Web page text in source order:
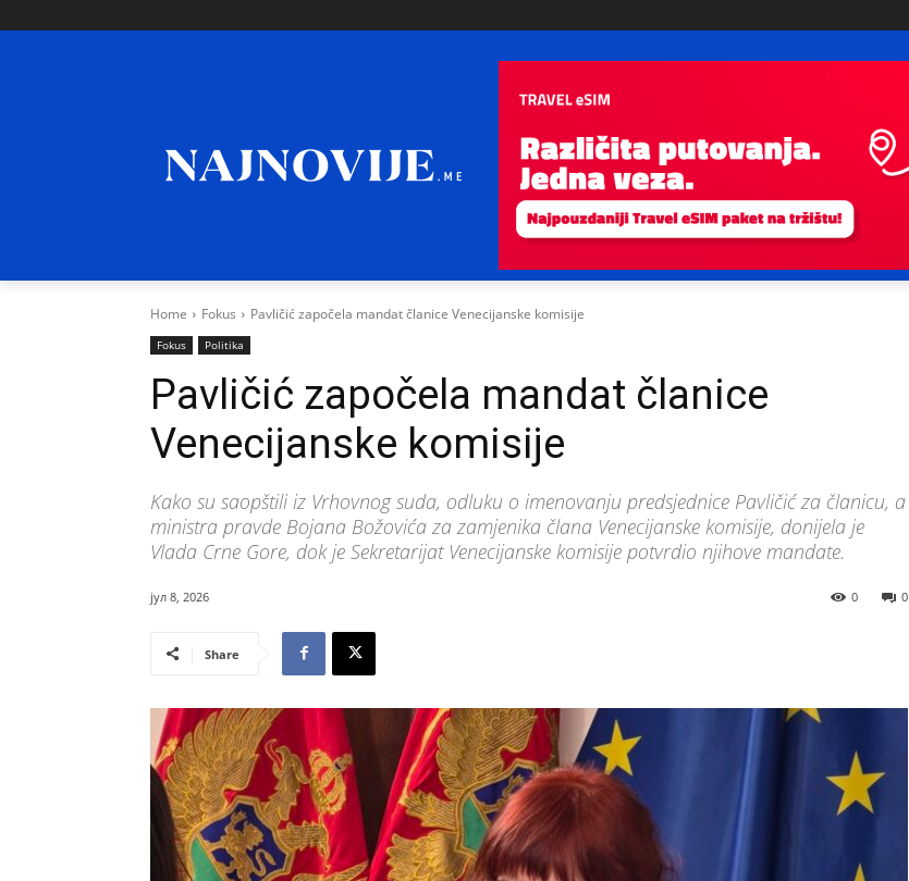
Home Fokus Pavličić započela mandat članice Venecijanske komisije
Fokus Politika
Pavličić započela mandat članice
Venecijanske komisije
Kako su saopštili iz Vrhovnog suda, odluku o imenovanju predsjednice Pavličić za članicu, a
ministra pravde Bojana Božovića za zamjenika člana Venecijanske komisije, donijela je
Vlada Crne Gore, dok je Sekretarijat Venecijanske komisije potvrdio njihove mandate.
јул 8, 2026 0
0
Share